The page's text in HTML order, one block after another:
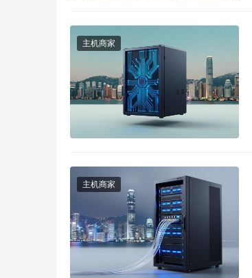
主机商家
主机商家